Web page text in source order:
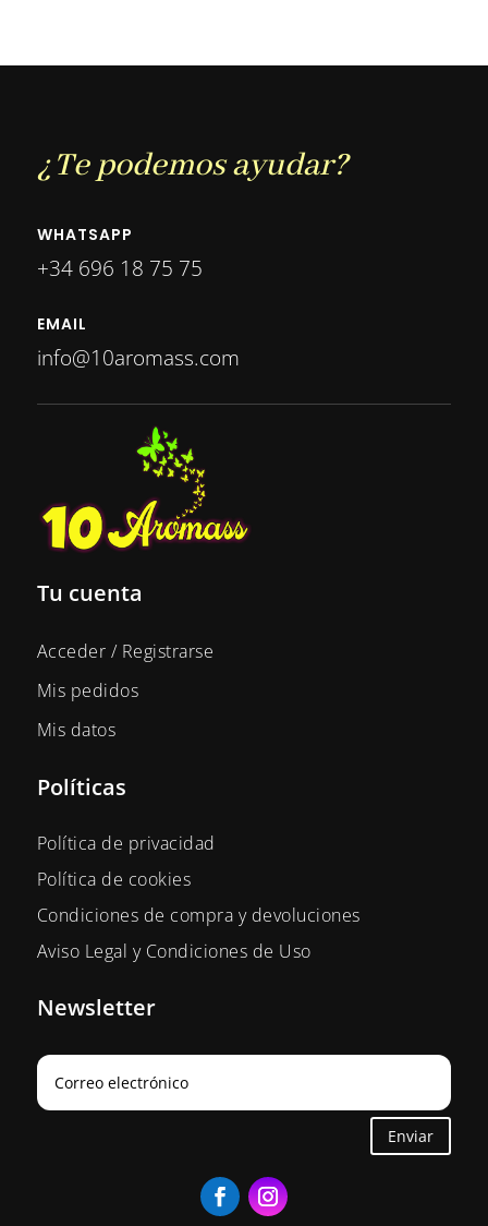
¿Te podemos ayudar?
WHATSAPP
+34 696 18 75 75
EMAIL
info@10aromass.com
Tu cuenta
Acceder / Registrarse
Mis pedidos
Mis datos
Políticas
Política de privacidad
Política de cookies
Condiciones de compra y devoluciones
Aviso Legal y Condiciones de Uso
Newsletter
Enviar